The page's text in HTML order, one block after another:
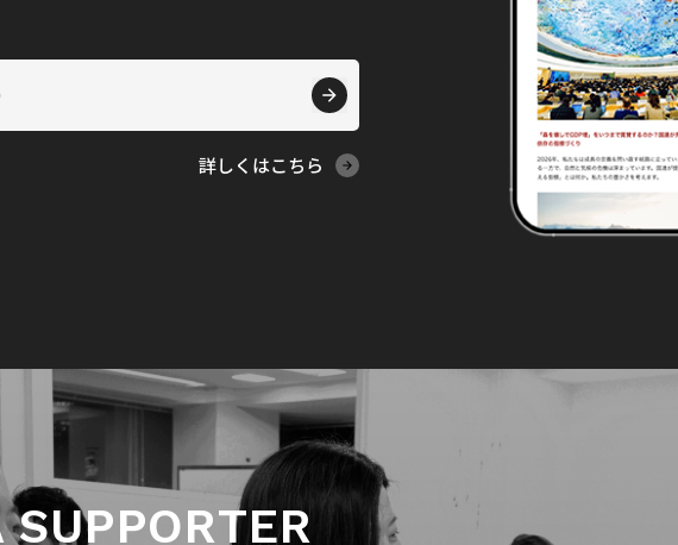
詳しくはこちら
SUPPORTER